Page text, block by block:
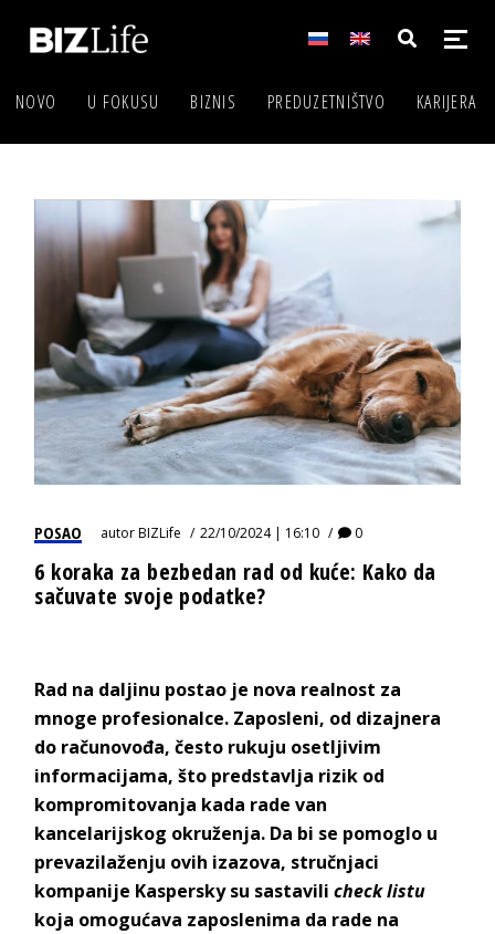
NOVO U FOKUSU BIZNIS PREDUZETNIŠTVO KARIJERA
POSAO autorBIZLife 22/10/2024 | 16:10 0
6 koraka za bezbedan rad od kuće: Kako da
sačuvate svoje podatke?
Rad na daljinu postao je nova realnost za
mnoge profesionalce. Zaposleni, od dizajnera
do računovođa, često rukuju osetljivim
informacijama, što predstavlja rizik od
kompromitovanja kada rade van
kancelarijskog okruženja. Da bi se pomoglo u
prevazilaženju ovih izazova, stručnjaci
kompanije Kaspersky su sastavilicheck listu
koja omogućava zaposlenima da rade na